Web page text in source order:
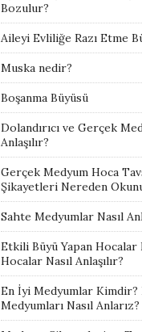
Bozulur?
Aileyi Evliliğe Razı Etme
Muska nedir?
Boşanma Büyüsü
Dolandırıcı ve Gerçek
Anlaşılır?
Gerçek Medyum Hoca
Şikayetleri Nereden
Sahte Medyumlar Nasıl
Etkili Büyü Yapan Hocalar
Hocalar Nasıl Anlaşılır?
En İyi Medyumlar Kimdir?
Medyumları Nasıl Anlarız?